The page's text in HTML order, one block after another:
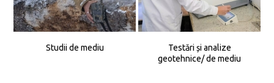
Studii de mediu
Testări și analize
geotehnice/ de mediu